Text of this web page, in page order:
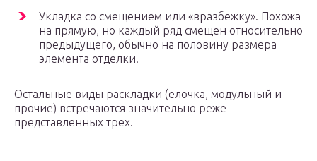
Укладка со смещением или «вразбежку». Похожа
на прямую, но каждый ряд смещен относительно
предыдущего, обычно на половину размера
элемента отделки.
Остальные виды раскладки (елочка, модульный и
прочие) встречаются значительно реже
представленных трех.